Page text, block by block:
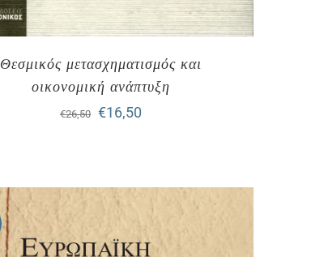
Θεσμικός μετασχηματισμός και
οικονομική ανάπτυξη
€26,50 Original
€26,50.
€16,50
€16,50.